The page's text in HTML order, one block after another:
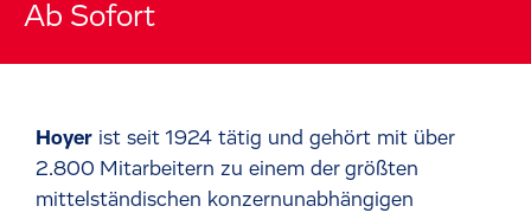
Ab Sofort
Hoyer ist seit 1924 tätig und gehört mit über
2.800 Mitarbeitern zu einem der größten
mittelständischen konzernunabhängigen